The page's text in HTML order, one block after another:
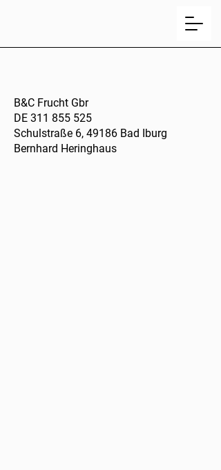
B&C Frucht Gbr
DE 311 855 525
Schulstraße 6, 49186 Bad Iburg
Bernhard Heringhaus